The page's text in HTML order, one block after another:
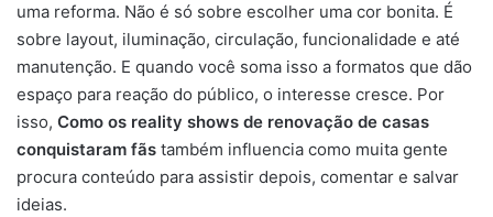
uma reforma. Não é só sobre escolher uma cor bonita. É
sobre layout, iluminação, circulação, funcionalidade e até
manutenção. E quando você soma isso a formatos que dão
espaço para reação do público, o interesse cresce. Por
isso, Como os reality shows de renovação de casas
conquistaram fãs também influencia como muita gente
procura conteúdo para assistir depois, comentar e salvar
ideias.